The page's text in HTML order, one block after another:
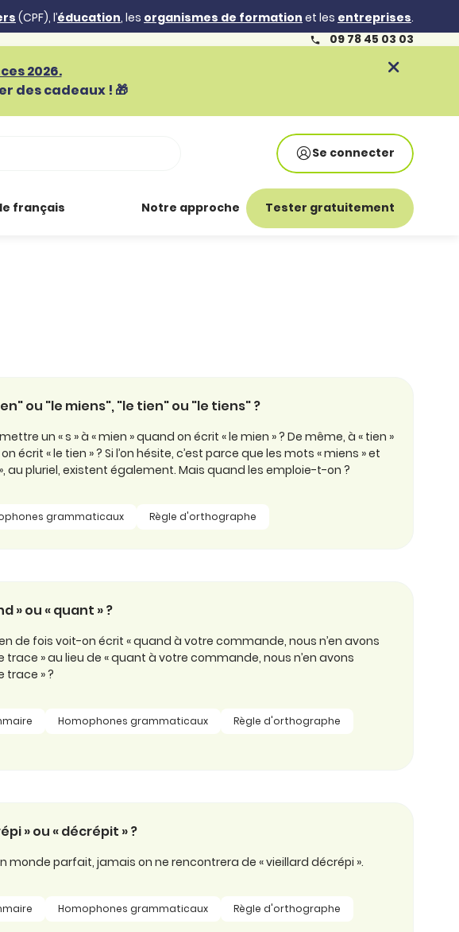
(CPF), l’éducation, les organismes de formation et les entreprises.
09 78 45 03 03
2026.
des cadeaux ! 🎁
Se connecter
français Notre approche Tester gratuitement
ou "le miens", "le tien" ou "le tiens" ?
un « s » à « mien » quand on écrit « le mien » ? De même, à « tien »
écrit « le tien » ? Si l’on hésite, c’est parce que les mots « miens » et
au pluriel, existent également. Mais quand les emploie-t-on ?
grammaticaux Règle d'orthographe
» ou « quant » ?
de fois voit-on écrit « quand à votre commande, nous n’en avons
trace » au lieu de « quant à votre commande, nous n’en avons
trace » ?
Homophones grammaticaux Règle d'orthographe
» ou « décrépit » ?
monde parfait, jamais on ne rencontrera de « vieillard décrépi ».
Homophones grammaticaux Règle d'orthographe